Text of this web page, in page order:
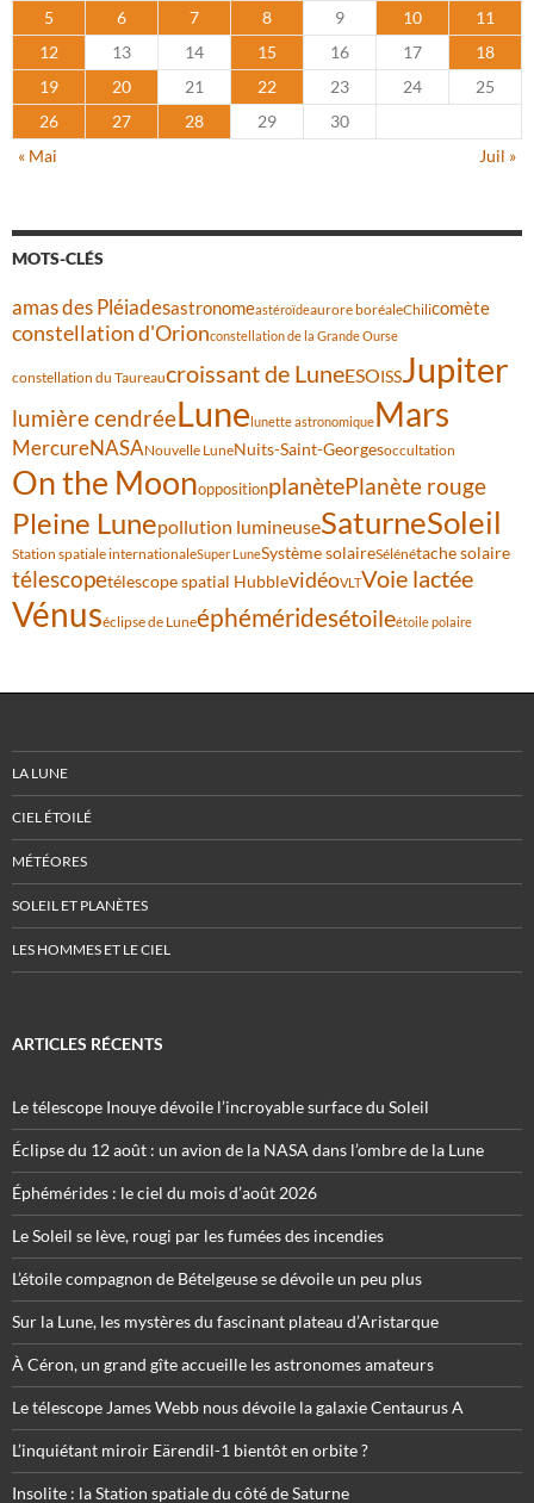
5
6 7 8 9 10
11
12
13 14 15 16 17
18
19
20 21 22 23 24
25
26
27 28 29
30
« Mai
Juil »
MOTS-CLÉS
amas des Pléiadesastronomeastéroïdeaurore boréaleChilicomète
constellation d'Orionconstellation de la Grande Ourse
constellation du Taureaucroissant de LuneESOISSJupiter
lumière cendréeLunelunette astronomiqueMars
MercureNASANouvelle LuneNuits-Saint-Georgesoccultation
On the MoonoppositionplanètePlanète rouge
Pleine Lunepollution lumineuseSaturneSoleil
Station spatiale internationaleSuper LuneSystème solaireSélénétache solaire
télescopetélescope spatial HubblevidéoVLTVoie lactée
Vénuséclipse de Luneéphéméridesétoileétoile polaire
LA LUNE
CIEL ÉTOILÉ
MÉTÉORES
SOLEIL ET PLANÈTES
LES HOMMES ET LE CIEL
ARTICLES RÉCENTS
Le télescope Inouye dévoile l’incroyable surface du Soleil
Éclipse du 12 août : un avion de la NASA dans l’ombre de la Lune
Éphémérides : le ciel du mois d’août 2026
Le Soleil se lève, rougi par les fumées des incendies
L’étoile compagnon de Bételgeuse se dévoile un peu plus
Sur la Lune, les mystères du fascinant plateau d’Aristarque
À Céron, un grand gîte accueille les astronomes amateurs
Le télescope James Webb nous dévoile la galaxie Centaurus A
L’inquiétant miroir Eärendil-1 bientôt en orbite ?
Insolite : la Station spatiale du côté de Saturne